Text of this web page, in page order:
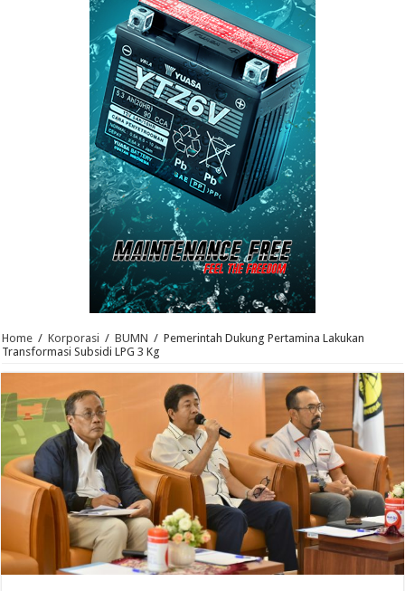
Home / Korporasi / BUMN / Pemerintah Dukung Pertamina Lakukan
Transformasi Subsidi LPG 3 Kg